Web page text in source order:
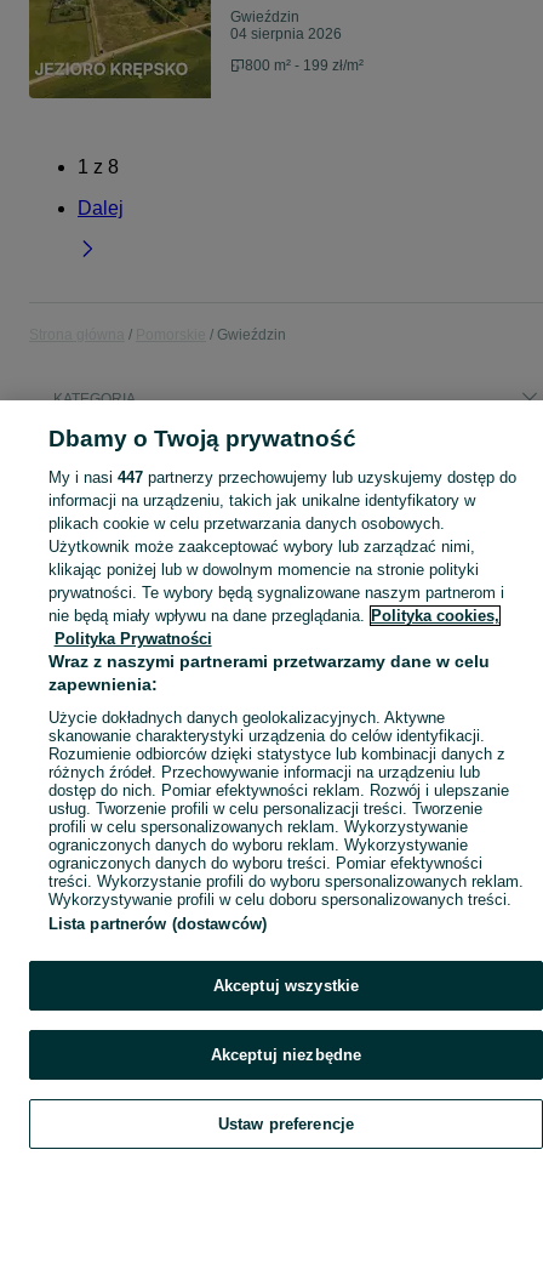
Gwieździn
04 sierpnia 2026
800 m² - 199 zł/m²
1 z 8
Dalej
Gwieździn
KATEGORIA
Popularne wyszukiwania
kamienie polne wycinka drzew
Skorzystaj z największego serwisu ogłoszeniowego - Gwieździn i okolice! Kupuj to, czego pragniesz i sprzedawaj to, czego już nie potrzebujesz! Zobacz
Mapa kategorii
Mapa miejscowości
Mapa ministron
Szukaj Obserwujesz Dodaj Czat Konto
Dbamy o Twoją prywatność
My i nasi 447partnerzy przechowujemy lub uzyskujemy dostęp do
informacji na urządzeniu, takich jak unikalne identyfikatory w
plikach cookie w celu przetwarzania danych osobowych.
Użytkownik może zaakceptować wybory lub zarządzać nimi,
klikając poniżej lub w dowolnym momencie na stronie polityki
prywatności. Te wybory będą sygnalizowane naszym partnerom i
nie będą miały wpływu na dane przeglądania. Polityka cookies,
Polityka Prywatności
Wraz z naszymi partnerami przetwarzamy dane w celu
zapewnienia:
Użycie dokładnych danych geolokalizacyjnych. Aktywne
skanowanie charakterystyki urządzenia do celów identyfikacji.
Rozumienie odbiorców dzięki statystyce lub kombinacji danych z
różnych źródeł. Przechowywanie informacji na urządzeniu lub
dostęp do nich. Pomiar efektywności reklam. Rozwój i ulepszanie
usług. Tworzenie profili w celu personalizacji treści. Tworzenie
profili w celu spersonalizowanych reklam. Wykorzystywanie
ograniczonych danych do wyboru reklam. Wykorzystywanie
ograniczonych danych do wyboru treści. Pomiar efektywności
treści. Wykorzystanie profili do wyboru spersonalizowanych reklam.
Wykorzystywanie profili w celu doboru spersonalizowanych treści.
Lista partnerów (dostawców)
Akceptuj wszystkie
Akceptuj niezbędne
Ustaw preferencje